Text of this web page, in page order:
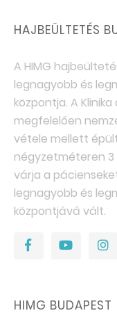
HAJBEÜLTETÉS
A HIMG
legnagyobb és
központja. A
megfelelően
vétele mellett
négyzetméteren 3
várja a
legnagyobb és
központjává vált.
HIMG BUDAPEST